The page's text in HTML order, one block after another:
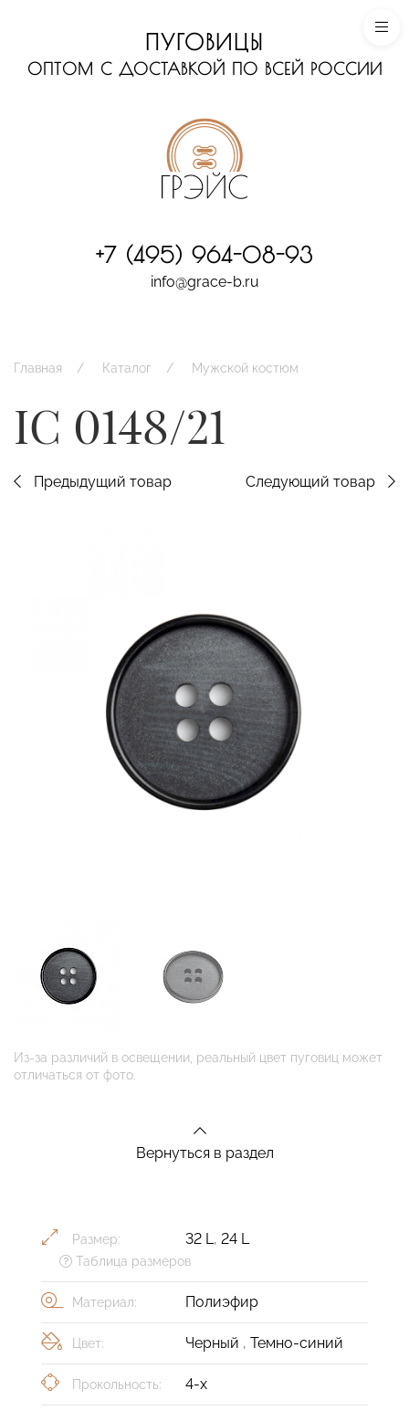
ПУГОВИЦЫ
ОПТОМ С ДОСТАВКОЙ ПО ВСЕЙ РОССИИ
+7 (495) 964-08-93
info@grace-b.ru
Главная Каталог Мужской костюм
IC 0148/21
Предыдущий товар Следующий товар
Из-за различий в освещении, реальный цвет пуговиц может
отличаться от фото.
Вернуться в раздел
Размер: 32 L, 24 L
Таблица размеров
Материал: Полиэфир
Цвет: Черный , Темно-синий
Прокольность: 4-х